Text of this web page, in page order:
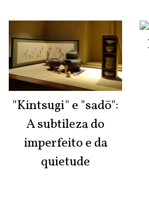
"Kintsugi" e "sadō":
A subtileza do
imperfeito e da
quietude